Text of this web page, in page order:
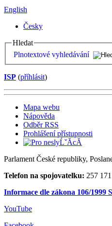
English
Česky
Hledat
Plnotextové vyhledávání
ISP (příhlásit)
Mapa webu
Nápověda
Odběr RSS
Prohlášení přístupnosti
Parlament České republiky,
Telefon na spojovatelku: 257 171
Informace dle zákona 106/1999
YouTube